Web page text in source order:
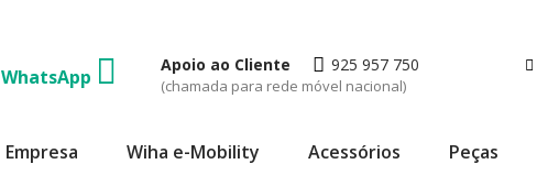
WhatsApp
Apoio ao Cliente 925 957 750
(chamada para rede móvel nacional)
Empresa Wiha e-Mobility Acessórios Peças